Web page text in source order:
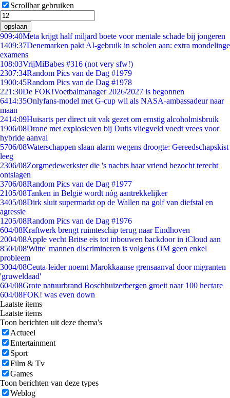
Scrollbar gebruiken
opslaan
909:40Meta krijgt half miljard boete voor mentale schade bij jongeren
1409:37Denemarken pakt AI-gebruik in scholen aan: extra mondelinge
examens
108:03VrijMiBabes #316 (not very sfw!)
2307:34Random Pics van de Dag #1979
1900:45Random Pics van de Dag #1978
221:30De FOK!Voetbalmanager 2026/2027 is begonnen
6414:35Onlyfans-model met G-cup wil als NASA-ambassadeur naar
maan
2414:09Huisarts per direct uit vak gezet om ernstig alcoholmisbruik
1906/08Drone met explosieven bij Duits vliegveld voedt vrees voor
hybride aanval
5706/08Waterschappen slaan alarm wegens droogte: Gereedschapskist
leeg
2306/08Zorgmedewerkster die 's nachts haar vriend bezocht terecht
ontslagen
3706/08Random Pics van de Dag #1977
2105/08Tanken in België wordt nóg aantrekkelijker
3405/08Dirk sluit supermarkt op de Wallen na golf van diefstal en
agressie
1205/08Random Pics van de Dag #1976
604/08Kraftwerk brengt ruimteschip terug naar Eindhoven
2004/08Apple vecht Britse eis tot inbouwen backdoor in iCloud aan
8504/08'Witte' mannen discrimineren is volgens OM geen enkel
probleem
3004/08Ceuta-leider noemt Marokkaanse grensaanval door migranten
'gruweldaad'
604/08Grote natuurbrand Boschhuizerbergen groeit naar 100 hectare
604/08FOK! was even down
Laatste items
Laatste items
Toon berichten uit deze thema's
Actueel
Entertainment
Sport
Film & Tv
Games
Toon berichten van deze types
Weblog